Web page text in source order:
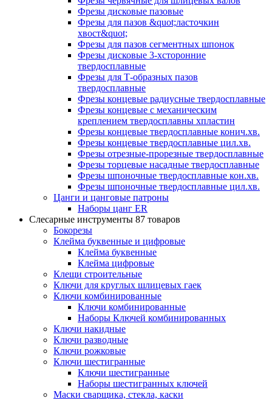
Фрезы дисковые пазовые
Фрезы для пазов &quot;ласточкин
хвост&quot;
Фрезы для пазов сегментных шпонок
Фрезы дисковые 3-хсторонние
твердосплавные
Фрезы для Т-образных пазов
твердосплавные
Фрезы концевые радиусные твердосплавные
Фрезы концевые с механическим
креплением твердосплавны хпластин
Фрезы концевые твердосплавные конич.хв.
Фрезы концевые твердосплавные цил.хв.
Фрезы отрезные-прорезные твердосплавные
Фрезы торцевые насадные твердосплавные
Фрезы шпоночные твердосплавные кон.хв.
Фрезы шпоночные твердосплавные цил.хв.
Цанги и цанговые патроны
Наборы цанг ER
Слесарные инструменты 87 товаров
Бокорезы
Клейма буквенные и цифровые
Клейма буквенные
Клейма цифровые
Клещи строительные
Ключи для круглых шлицевых гаек
Ключи комбинированные
Ключи комбинированные
Наборы Ключей комбинированных
Ключи накидные
Ключи разводные
Ключи рожковые
Ключи шестигранные
Ключи шестигранные
Наборы шестигранных ключей
Маски сварщика, стекла, каски